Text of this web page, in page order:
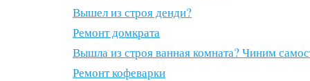
Вышел из строя денди?
Ремонт домкрата
Вышла из строя ванная комната? Чиним
Ремонт кофеварки